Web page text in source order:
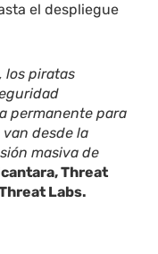
el despliegue
los piratas
permanente para
desde la
masiva de
Threat
Labs.